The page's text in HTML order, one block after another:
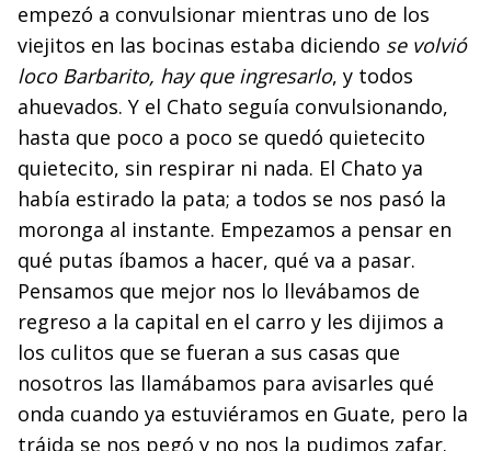
empezó a convulsionar mientras uno de los
viejitos en las bocinas estaba diciendo se volvió
loco Barbarito, hay que ingresarlo, y todos
ahuevados. Y el Chato seguía convulsionando,
hasta que poco a poco se quedó quietecito
quietecito, sin respirar ni nada. El Chato ya
había estirado la pata; a todos se nos pasó la
moronga al instante. Empezamos a pensar en
qué putas íbamos a hacer, qué va a pasar.
Pensamos que mejor nos lo llevábamos de
regreso a la capital en el carro y les dijimos a
los culitos que se fueran a sus casas que
nosotros las llamábamos para avisarles qué
onda cuando ya estuviéramos en Guate, pero la
tráida se nos pegó y no nos la pudimos zafar.